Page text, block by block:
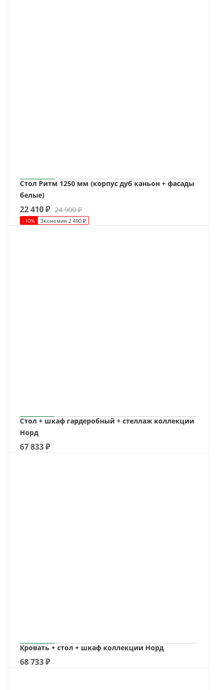
Стол Ритм 1250 мм (корпус дуб каньон + фасады
белые)
22 410₽ 24 900₽
-10% Экономия 2 490 ₽
Стол + шкаф гардеробный + стеллаж коллекции
Норд
67 833₽
Кровать + стол + шкаф коллекции Норд
68 733₽